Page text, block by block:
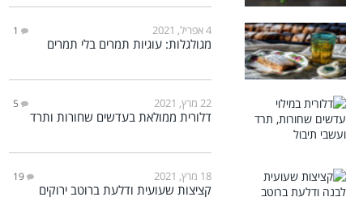
4 אפריל, 2021 1
מגולגלות: עוגיות תמרים בלי תמרים
22 מרץ, 2021 5
דלורית ממולאת בעדשים שחורות ותרד
18 מרץ, 2021 19
קציצות שעועית ודלעת ברוטב ירוקים